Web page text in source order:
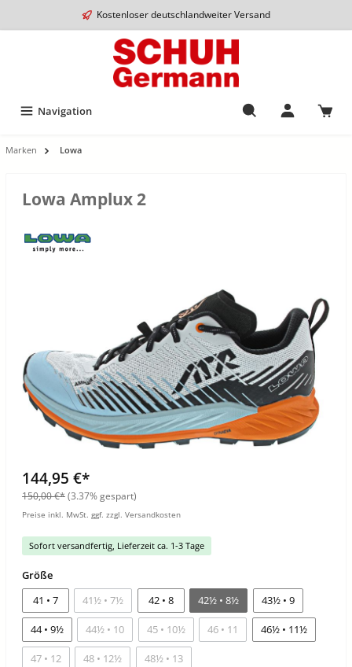
Kostenloser deutschlandweiter Versand
Navigation
Marken Lowa
Lowa Amplux 2
144,95 €*
150,00 €*(3.37% gespart)
Preise inkl. MwSt. ggf. zzgl. Versandkosten
Sofort versandfertig, Lieferzeit ca. 1-3 Tage
Größe
41 • 7
41½ • 7½ 42 • 8 42½ • 8½ 43½ • 9
44 • 9½ 44½ • 10 45 • 10½ 46 • 11 46½ • 11½
47 • 12 48 • 12½ 48½ • 13